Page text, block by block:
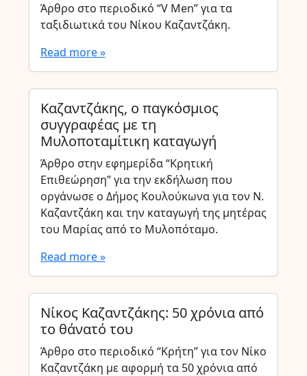
Άρθρο στο περιοδικό “V Men” για τα
ταξιδιωτικά του Νίκου Καζαντζάκη.
Read more »
Καζαντζάκης, ο παγκόσμιος
συγγραφέας με τη
Μυλοποταμίτικη καταγωγή
Άρθρο στην εφημερίδα “Κρητική
Επιθεώρηση” για την εκδήλωση που
οργάνωσε ο Δήμος Κουλούκωνα για τον Ν.
Καζαντζάκη και την καταγωγή της μητέρας
του Μαρίας από το Μυλοπόταμο.
Read more »
Νίκος Καζαντζάκης: 50 χρόνια από
το θάνατό του
Άρθρο στο περιοδικό “Κρήτη” για τον Νίκο
Καζαντζάκη με αφορμή τα 50 χρόνια από